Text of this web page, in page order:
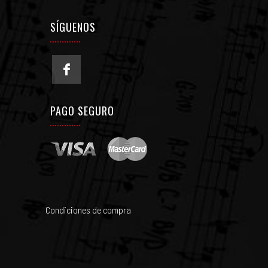
SÍGUENOS
PAGO SEGURO
Condiciones de compra